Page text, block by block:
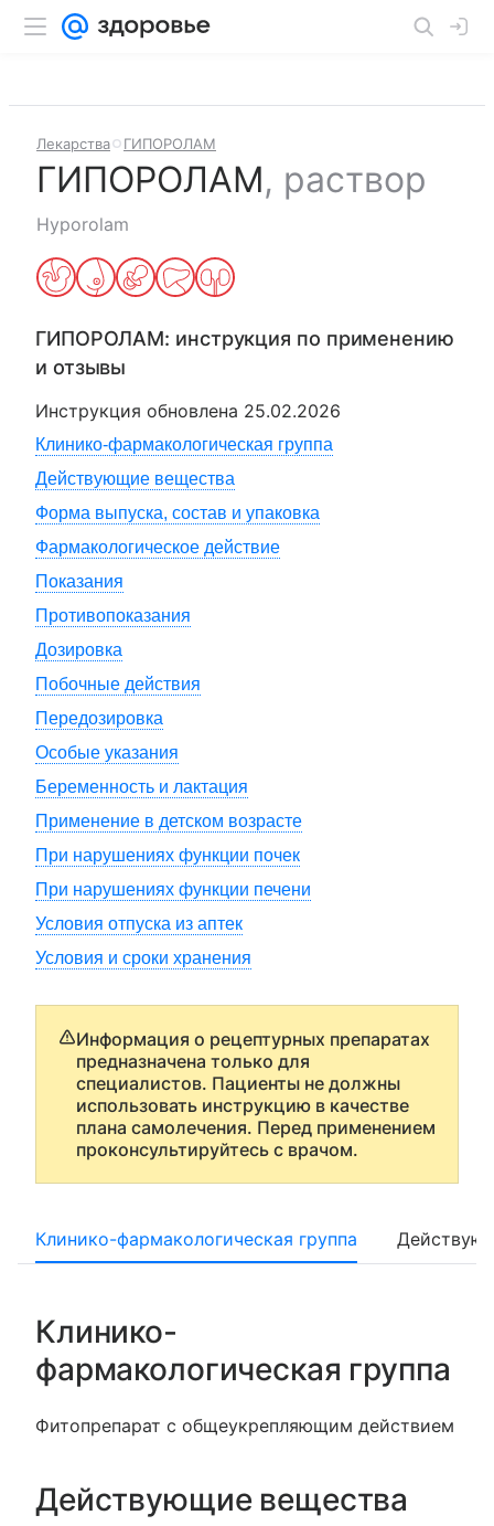
Лекарства ГИПОРОЛАМ
ГИПОРОЛАМ, раствор
Hyporolam
ГИПОРОЛАМ: инструкция по применению
и отзывы
Инструкция обновлена 25.02.2026
Клинико-фармакологическая группа
Действующие вещества
Форма выпуска, состав и упаковка
Фармакологическое действие
Показания
Противопоказания
Дозировка
Побочные действия
Передозировка
Особые указания
Беременность и лактация
Применение в детском возрасте
При нарушениях функции почек
При нарушениях функции печени
Условия отпуска из аптек
Условия и сроки хранения
Информация о рецептурных препаратах
предназначена только для
специалистов. Пациенты не должны
использовать инструкцию в качестве
плана самолечения. Перед применением
проконсультируйтесь с врачом.
Клинико-фармакологическая группа
Клинико-
фармакологическая группа
Фитопрепарат с общеукрепляющим действием
Действующие вещества